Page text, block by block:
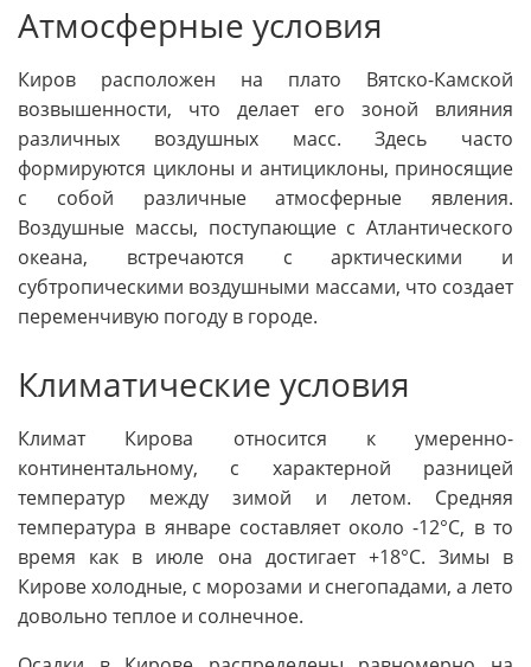
Атмосферные условия
Киров расположен на плато Вятско-Камской
возвышенности, что делает его зоной влияния
различных воздушных масс. Здесь часто
формируются циклоны и антициклоны, приносящие
с собой различные атмосферные явления.
Воздушные массы, поступающие с Атлантического
океана, встречаются с арктическими и
субтропическими воздушными массами, что создает
переменчивую погоду в городе.
Климатические условия
Климат Кирова относится к умеренно-
континентальному, с характерной разницей
температур между зимой и летом. Средняя
температура в январе составляет около -12°C, в то
время как в июле она достигает +18°C. Зимы в
Кирове холодные, с морозами и снегопадами, а лето
довольно теплое и солнечное.